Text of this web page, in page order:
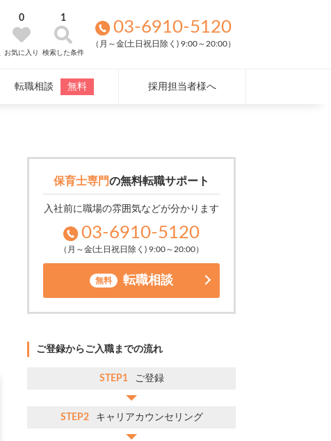
0
お気に入り
1
検索した条件
03-6910-5120
（月～金(土日祝日除く) 9:00～20:00）
転職相談 無料 採用担当者様へ
保育士専門の無料転職サポート
入社前に職場の雰囲気などが分かります
03-6910-5120
（月～金(土日祝日除く) 9:00～20:00）
無料 転職相談
ご登録からご入職までの流れ
STEP1 ご登録
STEP2 キャリアカウンセリング